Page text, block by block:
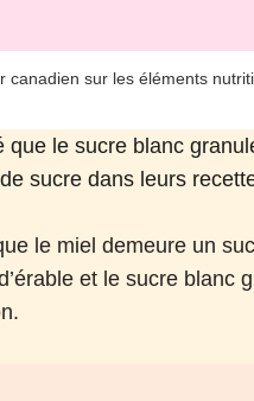
sur les éléments
que le sucre blanc
sucre dans leurs
le miel demeure un
et le sucre blanc